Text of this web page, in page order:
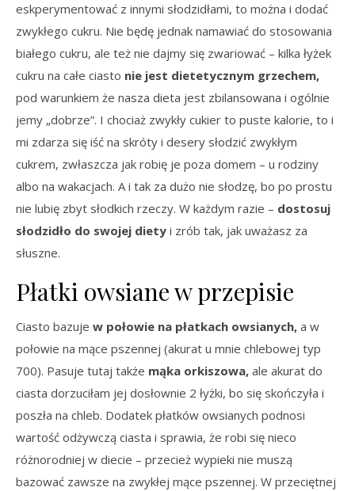
eskperymentować z innymi słodzidłami, to można i dodać
zwykłego cukru. Nie będę jednak namawiać do stosowania
białego cukru, ale też nie dajmy się zwariować – kilka łyżek
cukru na całe ciasto nie jest dietetycznym grzechem,
pod warunkiem że nasza dieta jest zbilansowana i ogólnie
jemy „dobrze”. I chociaż zwykły cukier to puste kalorie, to i
mi zdarza się iść na skróty i desery słodzić zwykłym
cukrem, zwłaszcza jak robię je poza domem – u rodziny
albo na wakacjach. A i tak za dużo nie słodzę, bo po prostu
nie lubię zbyt słodkich rzeczy. W każdym razie – dostosuj
słodzidło do swojej diety i zrób tak, jak uważasz za
słuszne.
Płatki owsiane w przepisie
Ciasto bazuje w połowie na płatkach owsianych, a w
połowie na mące pszennej (akurat u mnie chlebowej typ
700). Pasuje tutaj także mąka orkiszowa, ale akurat do
ciasta dorzuciłam jej dosłownie 2 łyżki, bo się skończyła i
poszła na chleb. Dodatek płatków owsianych podnosi
wartość odżywczą ciasta i sprawia, że robi się nieco
różnorodniej w diecie – przecież wypieki nie muszą
bazować zawsze na zwykłej mące pszennej. W przeciętnej